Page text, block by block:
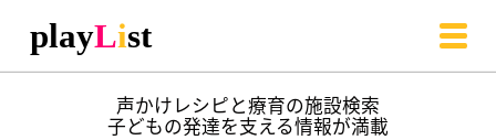
声かけレシピと療育の施設検索
子どもの発達を支える情報が満載